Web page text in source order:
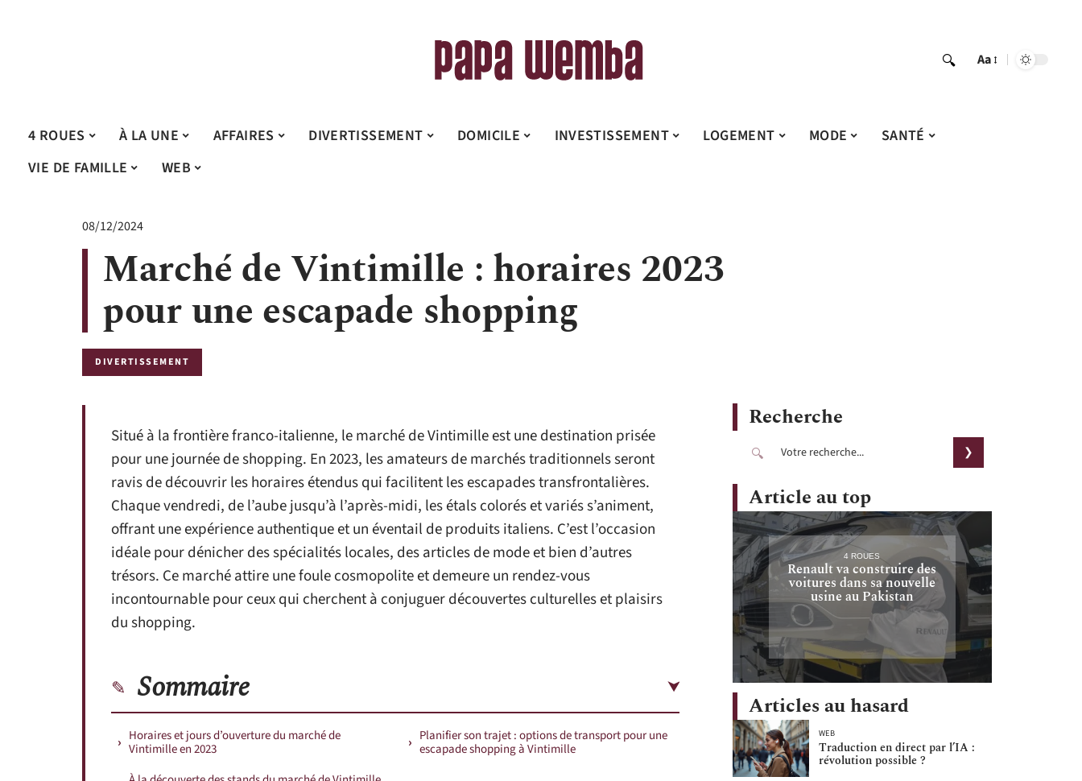
Aa
4 ROUES À LA UNE AFFAIRES DIVERTISSEMENT DOMICILE INVESTISSEMENT LOGEMENT MODE
SANTÉ
VIE DE FAMILLE
WEB
08/12/2024
Marché de Vintimille : horaires 2023
pour une escapade shopping
DIVERTISSEMENT
Situé à la frontière franco-italienne, le marché de Vintimille est une destination prisée
pour une journée de shopping. En 2023, les amateurs de marchés traditionnels seront
ravis de découvrir les horaires étendus qui facilitent les escapades transfrontalières.
Chaque vendredi, de l’aube jusqu’à l’après-midi, les étals colorés et variés s’animent,
offrant une expérience authentique et un éventail de produits italiens. C’est l’occasion
idéale pour dénicher des spécialités locales, des articles de mode et bien d’autres
trésors. Ce marché attire une foule cosmopolite et demeure un rendez-vous
incontournable pour ceux qui cherchent à conjuguer découvertes culturelles et plaisirs
du shopping.
Sommaire
Horaires et jours d’ouverture du marché de
Vintimille en 2023
Planifier son trajet : options de transport pour une
escapade shopping à Vintimille
Recherche
Article au top
4 ROUES
Renault va construire des
voitures dans sa nouvelle
usine au Pakistan
Articles au hasard
WEB
Traduction en direct par l’IA :
révolution possible ?